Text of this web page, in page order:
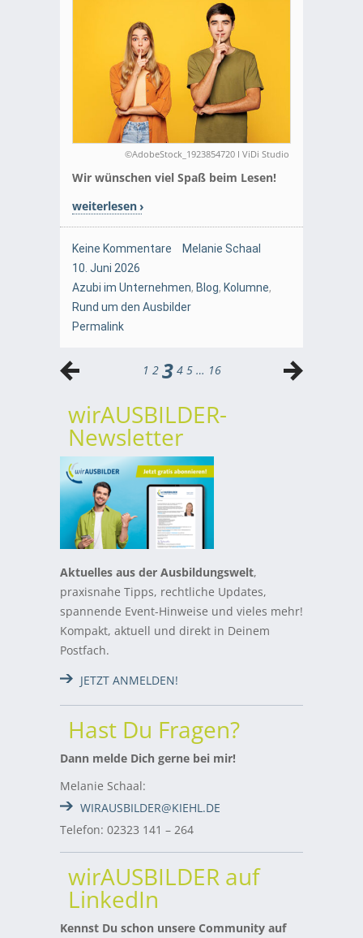
©AdobeStock_1923854720 I ViDi Studio
Wir wünschen viel Spaß beim Lesen!
weiterlesen
Keine Kommentare
Melanie Schaal
10. Juni 2026
Azubi im Unternehmen, Blog, Kolumne,
Rund um den Ausbilder
Permalink
1 2 3 4 5 … 16
wirAUSBILDER-
Newsletter
Aktuelles aus der Ausbildungswelt,
praxisnahe Tipps, rechtliche Updates,
spannende Event-Hinweise und vieles mehr!
Kompakt, aktuell und direkt in Deinem
Postfach.
JETZT ANMELDEN!
Hast Du Fragen?
Dann melde Dich gerne bei mir!
Melanie Schaal:
WIRAUSBILDER@KIEHL.DE
Telefon: 02323 141 – 264
wirAUSBILDER auf
LinkedIn
Kennst Du schon unsere Community auf